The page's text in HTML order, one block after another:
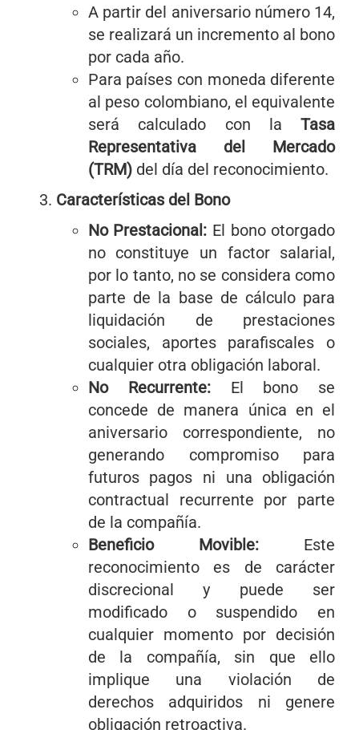
A partir del aniversario número 14,
se realizará un incremento al bono
por cada año.
Para países con moneda diferente
al peso colombiano, el equivalente
será calculado con laTasa
Representativa del Mercado
(TRM)del día del reconocimiento.
Características del Bono
No Prestacional: El bono otorgado
no constituye un factor salarial,
por lo tanto, no se considera como
parte de la base de cálculo para
liquidación de prestaciones
sociales, aportes parafiscales o
cualquier otra obligación laboral.
No Recurrente:El bono se
concede de manera única en el
aniversario correspondiente, no
generando compromiso para
futuros pagos ni una obligación
contractual recurrente por parte
de la compañía.
Beneficio Movible: Este
reconocimiento es de carácter
discrecional y puede ser
modificado o suspendido en
cualquier momento por decisión
de la compañía, sin que ello
implique una violación de
derechos adquiridos ni genere
obligación retroactiva.